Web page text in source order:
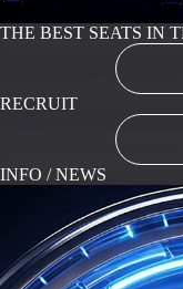
THE BEST SEATS IN
RECRUIT
INFO / NEWS